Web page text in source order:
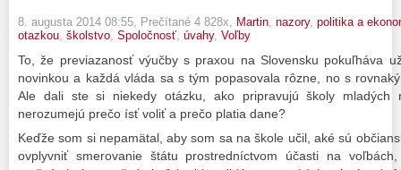
8. augusta 2014 08:55 , Prečítané 4 828x, Martin nazory, politika a
otazkou školstvo Spoločnosť úvahy, Voľby
To, že previazanosť výučby s praxou na Slovensku pokuľháva
novinkou a každá vláda sa s tým popasovala rôzne, no s
Ale dali ste si niekedy otázku, ako pripravujú školy mladých
nerozumejú prečo ísť voliť a prečo platia dane?
Keďže som si nepamätal, aby som sa na škole učil, aké sú
ovplyvniť smerovanie štátu prostredníctvom účasti na